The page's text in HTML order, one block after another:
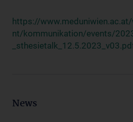
https://
nt/kommunikation/events/
News